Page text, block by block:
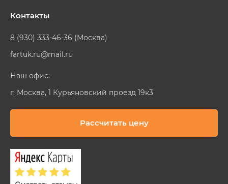
Контакты
8 (930) 333-46-36 (Москва)
fartuk.ru@mail.ru
Наш офис:
г. Москва, 1 Курьяновский проезд 19к3
Рассчитать цену